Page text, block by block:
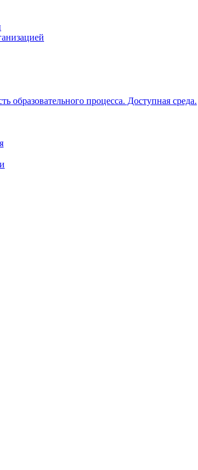
образовательного процесса. Доступная среда.